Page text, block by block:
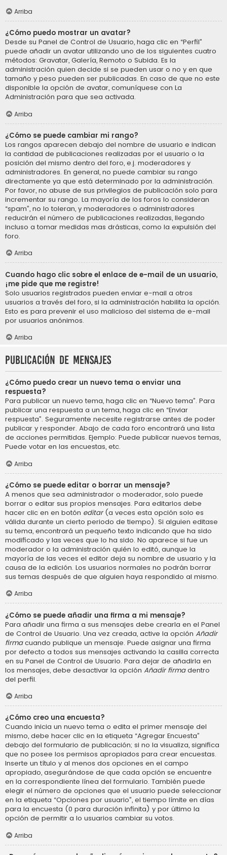
Arriba
¿Cómo puedo mostrar un avatar?
Desde su Panel de Control de Usuario, haga clic en “Perfil”
puede añadir un avatar utilizando uno de los siguientes cuatro
métodos: Gravatar, Galería, Remoto o Subida. Es la
administración quien decide si se pueden usar o no y en que
tamaño y peso pueden ser publicadas. En caso de que no este
disponible la opción de avatar, comuníquese con La
Administración para que sea activada.
Arriba
¿Cómo se puede cambiar mi rango?
Los rangos aparecen debajo del nombre de usuario e indican
la cantidad de publicaciones realizadas por el usuario o la
posición del mismo dentro del foro, e.j. moderadores y
administradores. En general, no puede cambiar su rango
directamente ya que está determinado por la administración.
Por favor, no abuse de sus privilegios de publicación solo para
incrementar su rango. La mayoría de los foros lo consideran
“spam”, no lo toleran, y moderadores o administradores
reducirán el número de publicaciones realizadas, llegando
incluso a tomar medidas mas drásticas, como la expulsión del
foro.
Arriba
Cuando hago clic sobre el enlace de e-mail de un usuario,
¡me pide que me registre!
Solo usuarios registrados pueden enviar e-mail a otros
usuarios a través del foro, si la administración habilita la opción.
Esto es para prevenir el uso malicioso del sistema de e-mail
por usuarios anónimos.
Arriba
Publicación de mensajes
¿Cómo puedo crear un nuevo tema o enviar una
respuesta?
Para publicar un nuevo tema, haga clic en “Nuevo tema”. Para
publicar una respuesta a un tema, haga clic en “Enviar
respuesta”. Seguramente necesite registrarse antes de poder
publicar y responder. Abajo de cada foro encontrará una lista
de acciones permitidas. Ejemplo: Puede publicar nuevos temas,
Puede votar en las encuestas, etc.
Arriba
¿Cómo se puede editar o borrar un mensaje?
A menos que sea administrador o moderador, solo puede
borrar o editar sus propios mensajes. Para editarlos debe
hacer clic en en botón editar(a veces esta opción solo es
válida durante un cierto periodo de tiempo). Si alguien editase
su tema, encontrará un pequeño texto indicando que ha sido
modificado y las veces que lo ha sido. No aparece si fue un
moderador o la administración quién lo editó, aunque la
mayoría de las veces el editor deja su nombre de usuario y la
causa de la edición. Los usuarios normales no podrán borrar
sus temas después de que alguien haya respondido al mismo.
Arriba
¿Cómo se puede añadir una firma a mi mensaje?
Para añadir una firma a sus mensajes debe crearla en el Panel
de Control de Usuario. Una vez creada, active la opción Añadir
firmacuando publique un mensaje. Puede asignar una firma
por defecto a todos sus mensajes activando la casilla correcta
en su Panel de Control de Usuario. Para dejar de añadirla en
los mensajes, debe desactivar la opción Añadir firmadentro
del perfil.
Arriba
¿Cómo creo una encuesta?
Cuando inicia un nuevo tema o edita el primer mensaje del
mismo, debe hacer clic en la etiqueta “Agregar Encuesta”
debajo del formulario de publicación; si no la visualiza, significa
que no posee los permisos apropiados para crear encuestas.
Inserte un título y al menos dos opciones en el campo
apropiado, asegurándose de que cada opción se encuentre
en la correspondiente línea del formulario. También puede
elegir el número de opciones que el usuario puede seleccionar
en la etiqueta “Opciones por usuario”, el tiempo límite en días
para la encuesta (0 para duración infinita) y por último la
opción de permitir a lo usuarios cambiar su votos.
Arriba